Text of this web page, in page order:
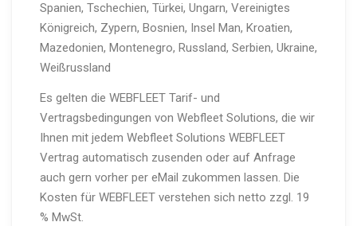
Spanien, Tschechien, Türkei, Ungarn, Vereinigtes
Königreich, Zypern, Bosnien, Insel Man, Kroatien,
Mazedonien, Montenegro, Russland, Serbien, Ukraine,
Weißrussland
Es gelten die WEBFLEET Tarif- und
Vertragsbedingungen von Webfleet Solutions, die wir
Ihnen mit jedem Webfleet Solutions WEBFLEET
Vertrag automatisch zusenden oder auf Anfrage
auch gern vorher per eMail zukommen lassen. Die
Kosten für WEBFLEET verstehen sich netto zzgl. 19
% MwSt.